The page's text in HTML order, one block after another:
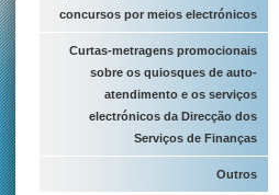
concursos por meios electrónicos
Curtas-metragens promocionais
sobre os quiosques de auto-
atendimento e os serviços
electrónicos da Direcção dos
Serviços de Finanças
Outros